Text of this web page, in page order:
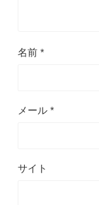
名前 *
メール *
サイト